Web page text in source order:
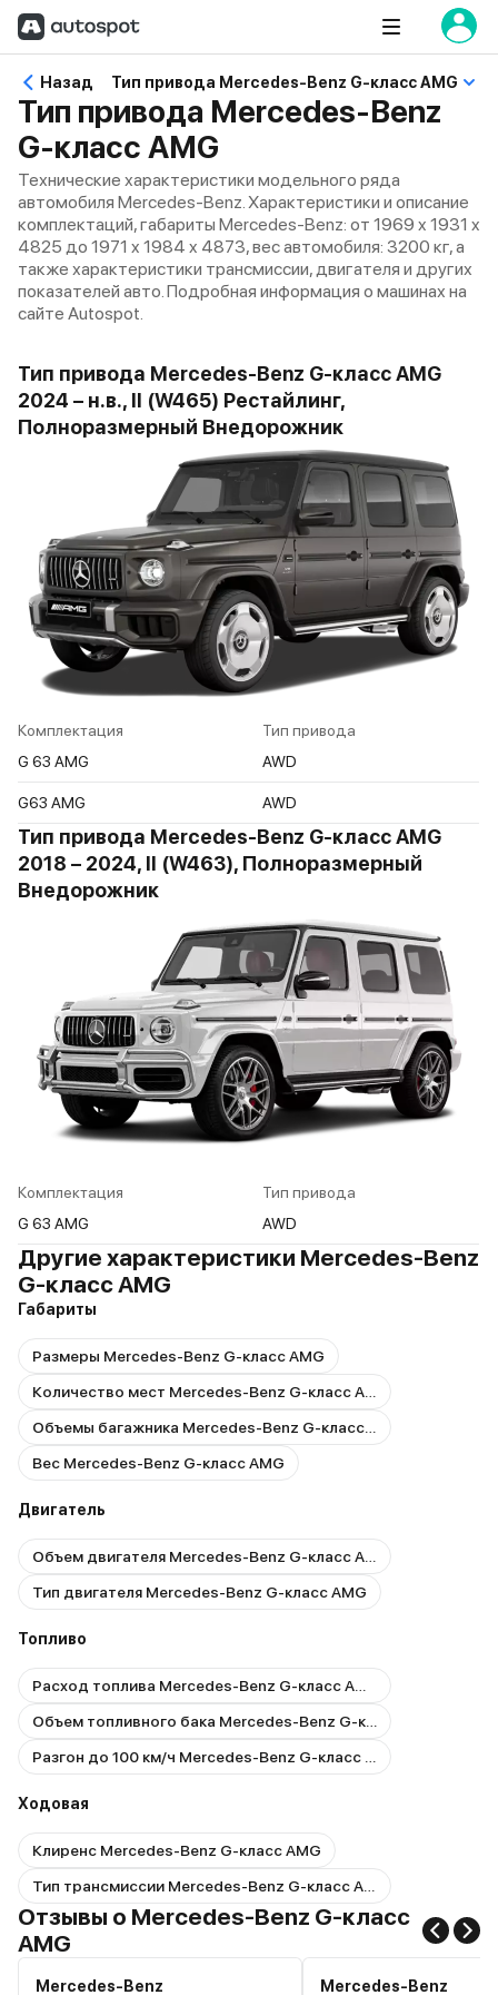
Назад Тип привода Mercedes-Benz G-класс AMG
Тип привода Mercedes-Benz
G-класс AMG
Технические характеристики модельного ряда
автомобиля Mercedes-Benz. Характеристики и описание
комплектаций, габариты Mercedes-Benz: от 1969 x 1931 x
4825 до 1971 x 1984 x 4873, вес автомобиля: 3200 кг, а
также характеристики трансмиссии, двигателя и других
показателей авто. Подробная информация о машинах на
сайте Autospot.
Тип привода Mercedes-Benz G-класс AMG
2024 – н.в., II (W465) Рестайлинг,
Полноразмерный Внедорожник
Комплектация
Тип привода
G 63 AMG
AWD
G63 AMG AWD
Тип привода Mercedes-Benz G-класс AMG
2018 – 2024, II (W463), Полноразмерный
Внедорожник
Комплектация
Тип привода
G 63 AMG
AWD
Другие характеристики Mercedes-Benz
G-класс AMG
Габариты
Размеры Mercedes-Benz G-класс AMG
Вес Mercedes-Benz G-класс AMG
Двигатель
Тип двигателя Mercedes-Benz G-класс AMG
Топливо
Ходовая
Клиренс Mercedes-Benz G-класс AMG
Отзывы о Mercedes-Benz G-класс
AMG
Mercedes-Benz Mercedes-Benz